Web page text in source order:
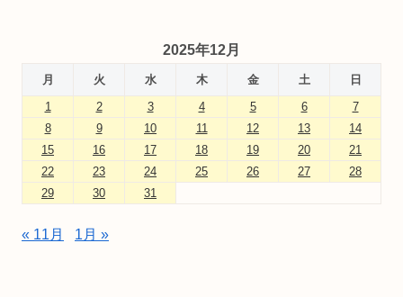
2025年12月
月 火 水 木 金 土
日
1
2 3 4 5 6
7
8
9 10 11 12 13
14
15
16 17 18 19 20
21
22
23 24 25 26 27
28
29
30 31
« 11月 1月 »